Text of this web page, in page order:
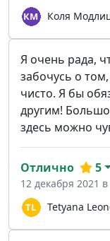
Коля
Я очень рада,
забочусь о
чисто. Я бы
другим!
здесь можно
Tetyana
Отлично 5
12 декабря 2021